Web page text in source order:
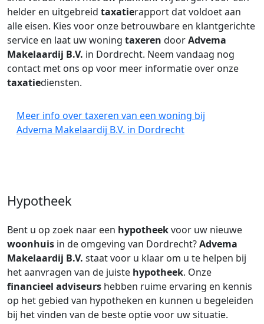
helder en uitgebreid taxatierapport dat voldoet aan
alle eisen. Kies voor onze betrouwbare en klantgerichte
service en laat uw woning taxeren doorAdvema
Makelaardij B.V. in Dordrecht. Neem vandaag nog
contact met ons op voor meer informatie over onze
taxatiediensten.
Meer info over taxeren van een woning bij
Advema Makelaardij B.V. in Dordrecht
Hypotheek
Bent u op zoek naar een hypotheekvoor uw nieuwe
woonhuis in de omgeving van Dordrecht?Advema
Makelaardij B.V. staat voor u klaar om u te helpen bij
het aanvragen van de juiste hypotheek. Onze
financieel adviseurs hebben ruime ervaring en kennis
op het gebied van hypotheken en kunnen u begeleiden
bij het vinden van de beste optie voor uw situatie.